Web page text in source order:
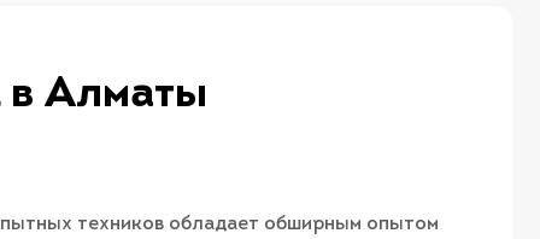
в Алматы
техников обладает обширным опытом